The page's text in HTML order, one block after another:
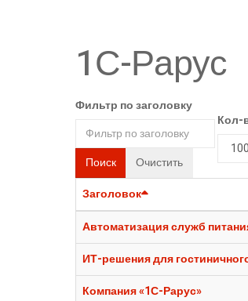
1С-Рарус
Фильтр по заголовку
Поиск Очистить
Кол-
Заголовок
Автоматизация служб
ИТ-решения для
Компания «1С-Рарус»